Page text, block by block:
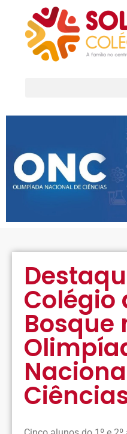
Colégio
Bosque